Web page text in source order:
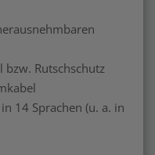
bzw. Rutschschutz
14 Sprachen (u. a. in